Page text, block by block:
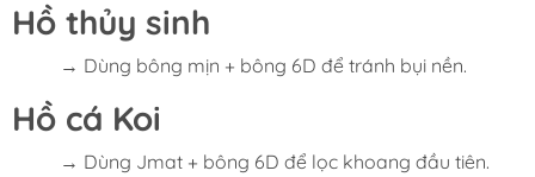
Hồ thủy sinh
→ Dùng bông mịn + bông 6D để tránh bụi nền.
Hồ cá Koi
→ Dùng Jmat + bông 6D để lọc khoang đầu tiên.